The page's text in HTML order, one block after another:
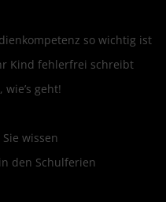
so wichtig ist
Kind fehlerfrei schreibt
geht!
wissen
den Schulferien